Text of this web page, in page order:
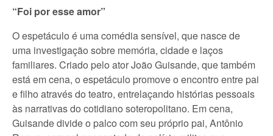
“Foi por esse amor”
O espetáculo é uma comédia sensível, que nasce de
uma investigação sobre memória, cidade e laços
familiares. Criado pelo ator João Guisande, que também
está em cena, o espetáculo promove o encontro entre pai
e filho através do teatro, entrelaçando histórias pessoais
às narrativas do cotidiano soteropolitano. Em cena,
Guisande divide o palco com seu próprio pai, Antônio